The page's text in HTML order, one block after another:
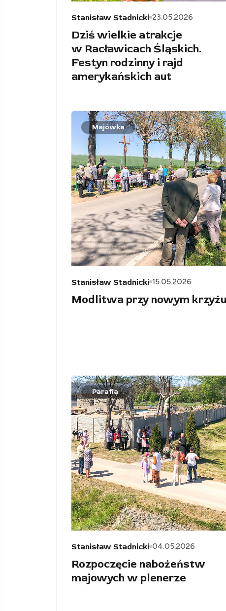
Stanisław Stadnicki 23.05.2026
Dziś wielkie atrakcje
w Racławicach Śląskich.
Festyn rodzinny i rajd
amerykańskich aut
Majówka
Stanisław Stadnicki 15.05.2026
Modlitwa przy nowym krzyżu
Parafia
Stanisław Stadnicki 04.05.2026
Rozpoczęcie nabożeństw
majowych w plenerze